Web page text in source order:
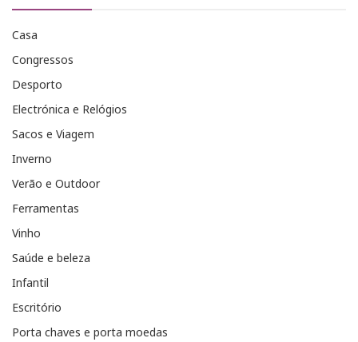
Casa
Congressos
Desporto
Electrónica e Relógios
Sacos e Viagem
Inverno
Verão e Outdoor
Ferramentas
Vinho
Saúde e beleza
Infantil
Escritório
Porta chaves e porta moedas